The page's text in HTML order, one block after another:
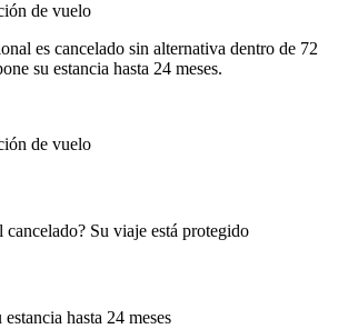
de vuelo
es cancelado sin alternativa dentro de 72
su estancia hasta 24 meses.
de vuelo
Su viaje está protegido
hasta 24 meses